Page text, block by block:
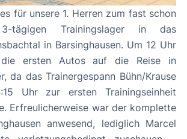
für unsere 1. Herren zum fast schon
tägigen Trainingslager in das
in Barsinghausen. Um 12 Uhr
ersten Autos auf die Reise in
da das Trainergespann Bühn/Krause
Uhr zur ersten Trainingseinheit
Erfreulicherweise war der komplette
anwesend, lediglich Marcel